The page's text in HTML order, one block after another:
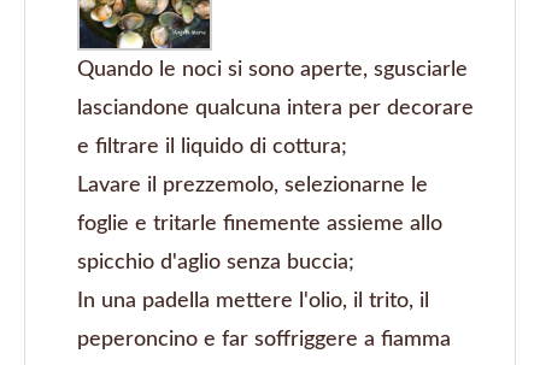
Quando le noci si sono aperte, sgusciarle
lasciandone qualcuna intera per decorare
e filtrare il liquido di cottura;
Lavare il prezzemolo, selezionarne le
foglie e tritarle finemente assieme allo
spicchio d'aglio senza buccia;
In una padella mettere l'olio, il trito, il
peperoncino e far soffriggere a fiamma